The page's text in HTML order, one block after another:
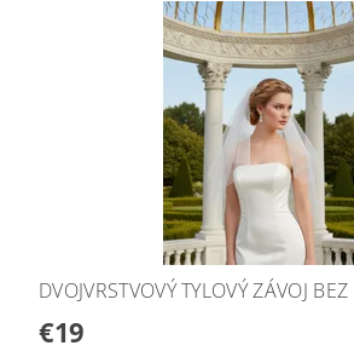
DVOJVRSTVOVÝ TYLOVÝ ZÁVOJ
€19